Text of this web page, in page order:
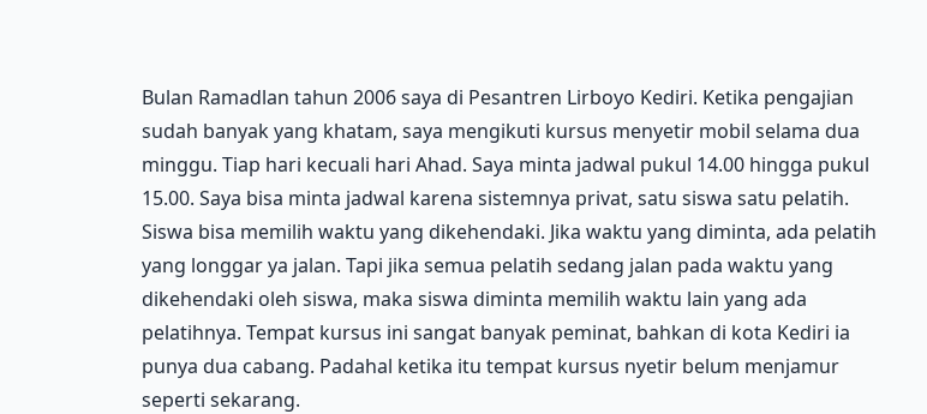
Bulan Ramadlan tahun 2006 saya di Pesantren Lirboyo Kediri. Ketika pengajian
sudah banyak yang khatam, saya mengikuti kursus menyetir mobil selama dua
minggu. Tiap hari kecuali hari Ahad. Saya minta jadwal pukul 14.00 hingga pukul
15.00. Saya bisa minta jadwal karena sistemnya privat, satu siswa satu pelatih.
Siswa bisa memilih waktu yang dikehendaki. Jika waktu yang diminta, ada pelatih
yang longgar ya jalan. Tapi jika semua pelatih sedang jalan pada waktu yang
dikehendaki oleh siswa, maka siswa diminta memilih waktu lain yang ada
pelatihnya. Tempat kursus ini sangat banyak peminat, bahkan di kota Kediri ia
punya dua cabang. Padahal ketika itu tempat kursus nyetir belum menjamur
seperti sekarang.